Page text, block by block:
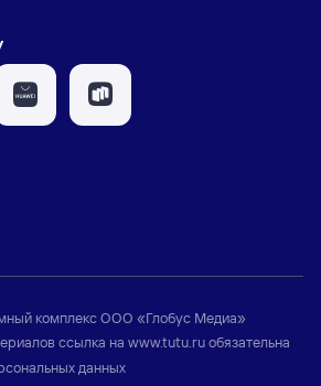
комплексООО «Глобус Медиа»
ссылка на www.tutu.ruобязательна
данных